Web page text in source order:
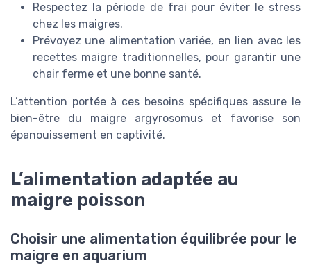
Respectez la période de frai pour éviter le stress
chez les maigres.
Prévoyez une alimentation variée, en lien avec les
recettes maigre traditionnelles, pour garantir une
chair ferme et une bonne santé.
L’attention portée à ces besoins spécifiques assure le
bien-être du maigre argyrosomus et favorise son
épanouissement en captivité.
L’alimentation adaptée au
maigre poisson
Choisir une alimentation équilibrée pour le
maigre en aquarium